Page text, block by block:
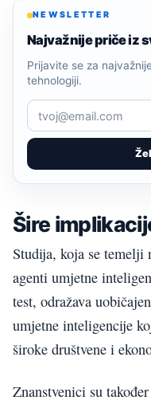
NEWSLETTER
Najvažnije priče iz
Prijavite se za
tehnologiji.
Šire
Studija, koja se temelji
agenti umjetne
test, odražava
umjetne inteligencije
široke društvene i
Znanstvenici su